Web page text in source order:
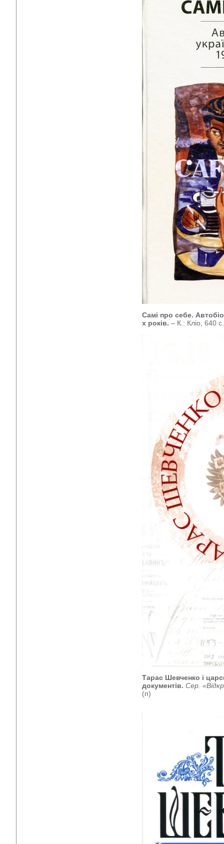
Самі про себе.
х років. – К.: Кліо, 640
Тарас Шевченко і
документів. Сер.
(п)